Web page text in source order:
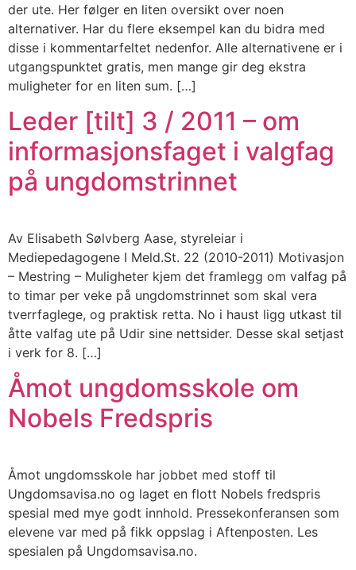
der ute. Her følger en liten oversikt over noen
alternativer. Har du flere eksempel kan du bidra med
disse i kommentarfeltet nedenfor. Alle alternativene er i
utgangspunktet gratis, men mange gir deg ekstra
muligheter for en liten sum. […]
Leder [tilt] 3 / 2011 – om
informasjonsfaget i valgfag
på ungdomstrinnet
Av Elisabeth Sølvberg Aase, styreleiar i
Mediepedagogene I Meld.St. 22 (2010-2011) Motivasjon
– Mestring – Muligheter kjem det framlegg om valfag på
to timar per veke på ungdomstrinnet som skal vera
tverrfaglege, og praktisk retta. No i haust ligg utkast til
åtte valfag ute på Udir sine nettsider. Desse skal setjast
i verk for 8. […]
Åmot ungdomsskole om
Nobels Fredspris
Åmot ungdomsskole har jobbet med stoff til
Ungdomsavisa.no og laget en flott Nobels fredspris
spesial med mye godt innhold. Pressekonferansen som
elevene var med på fikk oppslag i Aftenposten. Les
spesialen på Ungdomsavisa.no.